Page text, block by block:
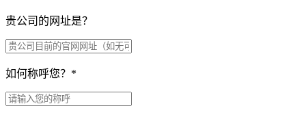
贵公司的网址是？
如何称呼您？ *